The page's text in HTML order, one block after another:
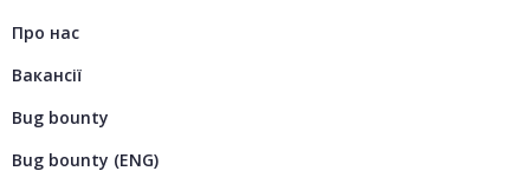
Про нас
Вакансії
Bug bounty
Bug bounty (ENG)